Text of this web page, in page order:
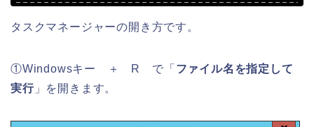
タスクマネージャーの開き方です。
①Windowsキー ＋ R で「 ファイル名を指定して
実行」を開きます。